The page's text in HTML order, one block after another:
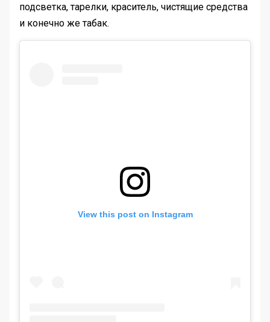
подсветка, тарелки, краситель, чистящие средства
и конечно же табак.
View this post on Instagram